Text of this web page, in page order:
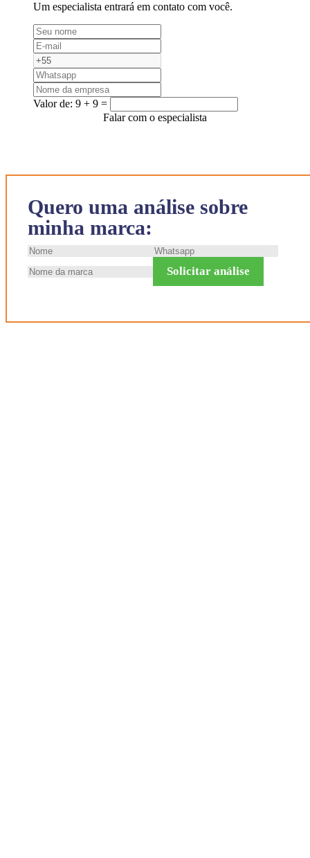
Quero uma análise sobre
minha marca:
Solicitar análise
Um especialista entrará em contato com você.
Valor de: 9 + 9 =
Falar com o especialista